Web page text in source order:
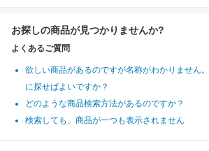
お探しの商品が見つかりませんか?
よくあるご質問
欲しい商品があるのですが名称がわかりません
に探せばよいですか？
どのような商品検索方法があるのですか？
検索しても、商品が一つも表示されません